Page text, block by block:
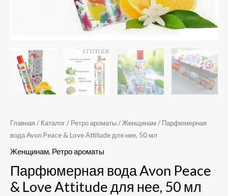
Главная / Каталог/ Ретро ароматы/Женщинам / Парфюмерная
вода Avon Peace & Love Attitude для нее, 50 мл
Женщинам, Ретро ароматы
Парфюмерная вода Avon Peace
& Love Attitude для нее, 50 мл